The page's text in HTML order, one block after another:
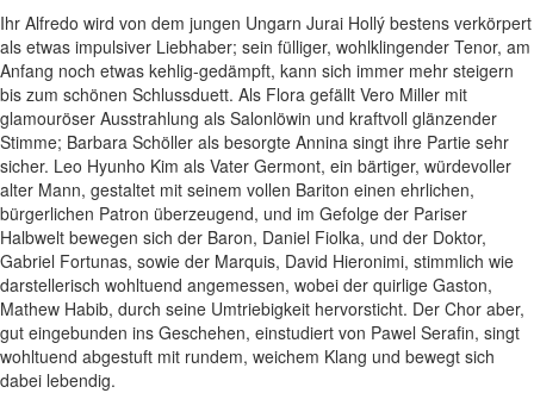
Ihr Alfredo wird von dem jungen Ungarn Jurai Hollý bestens verkörpert
als etwas impulsiver Liebhaber; sein fülliger, wohlklingender Tenor, am
Anfang noch etwas kehlig-gedämpft, kann sich immer mehr steigern
bis zum schönen Schlussduett. Als Flora gefällt Vero Miller mit
glamouröser Ausstrahlung als Salonlöwin und kraftvoll glänzender
Stimme; Barbara Schöller als besorgte Annina singt ihre Partie sehr
sicher. Leo Hyunho Kim als Vater Germont, ein bärtiger, würdevoller
alter Mann, gestaltet mit seinem vollen Bariton einen ehrlichen,
bürgerlichen Patron überzeugend, und im Gefolge der Pariser
Halbwelt bewegen sich der Baron, Daniel Fiolka, und der Doktor,
Gabriel Fortunas, sowie der Marquis, David Hieronimi, stimmlich wie
darstellerisch wohltuend angemessen, wobei der quirlige Gaston,
Mathew Habib, durch seine Umtriebigkeit hervorsticht. Der Chor aber,
gut eingebunden ins Geschehen, einstudiert von Pawel Serafin, singt
wohltuend abgestuft mit rundem, weichem Klang und bewegt sich
dabei lebendig.